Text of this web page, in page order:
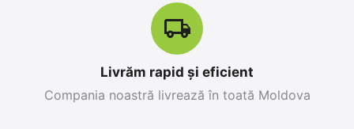
Apple iPhone 17 Pro
Apple iPhone 17 Pro
Livrăm rapid și eficient
Compania noastră livrează în toată Moldova